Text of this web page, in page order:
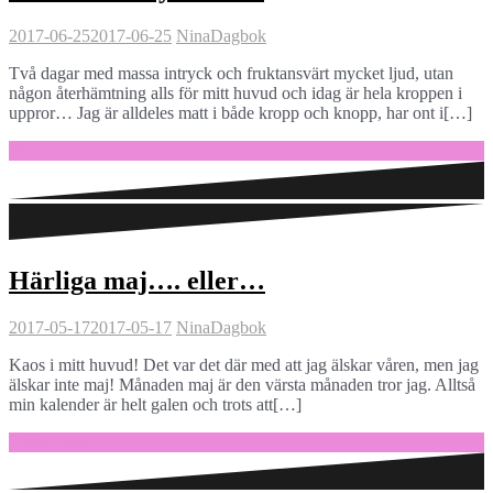
2017-06-252017-06-25 NinaDagbok
Två dagar med massa intryck och fruktansvärt mycket ljud, utan
någon återhämtning alls för mitt huvud och idag är hela kroppen i
uppror… Jag är alldeles matt i både kropp och knopp, har ont i[…]
Härliga maj…. eller…
2017-05-172017-05-17 NinaDagbok
Kaos i mitt huvud! Det var det där med att jag älskar våren, men jag
älskar inte maj! Månaden maj är den värsta månaden tror jag. Alltså
min kalender är helt galen och trots att[…]